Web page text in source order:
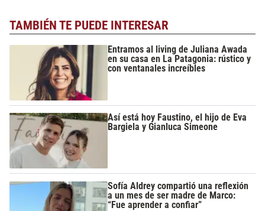
TAMBIÉN TE PUEDE INTERESAR
Entramos al living de Juliana Awada
en su casa en La Patagonia: rústico y
con ventanales increíbles
Así está hoy Faustino, el hijo de Eva
Bargiela y Gianluca Simeone
Sofía Aldrey compartió una reflexión
a un mes de ser madre de Marco:
“Fue aprender a confiar”